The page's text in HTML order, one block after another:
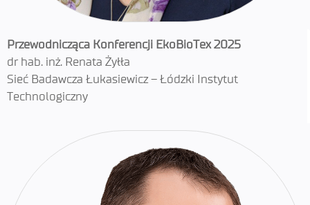
Przewodnicząca Konferencji EkoBioTex 2025
dr hab. inż. Renata Żyłła
Sieć Badawcza Łukasiewicz – Łódzki Instytut
Technologiczny